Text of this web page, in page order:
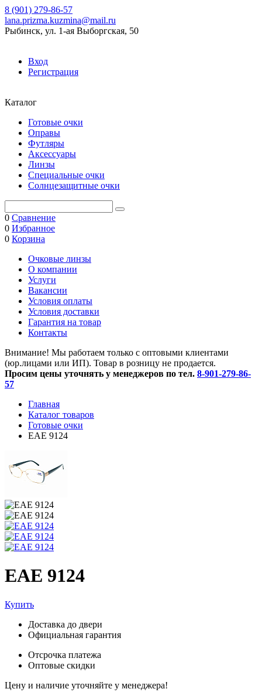
8 (901) 279-86-57
lana.prizma.kuzmina@mail.ru
Рыбинск, ул. 1-ая Выборгская, 50
Вход
Регистрация
Каталог
Готовые очки
Оправы
Футляры
Аксессуары
Линзы
Специальные очки
Солнцезащитные очки
0 Сравнение
0 Избранное
0 Корзина
Очковые линзы
O компании
Услуги
Вакансии
Условия оплаты
Условия доставки
Гарантия на товар
Контакты
Внимание! Мы работаем только с оптовыми клиентами
(юр.лицами или ИП). Товар в розницу не продается.
Просим цены уточнять у менеджеров по тел. 8-901-279-86-
57
Главная
Каталог товаров
Готовые очки
ЕАЕ 9124
ЕАЕ 9124
Купить
Доставка до двери
Официальная гарантия
Отсрочка платежа
Оптовые скидки
Цену и наличие уточняйте у менеджера!